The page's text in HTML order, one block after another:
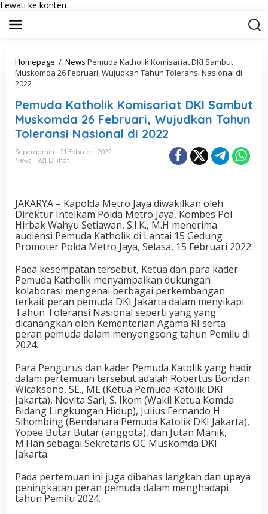
Lewati ke konten
Homepage / News Pemuda Katholik Komisariat DKI Sambut
Muskomda 26 Februari, Wujudkan Tahun Toleransi Nasional di
2022
Pemuda Katholik Komisariat DKI Sambut
Muskomda 26 Februari, Wujudkan Tahun
Toleransi Nasional di 2022
Superadmin
21 Februari 2022
News
921 Dilihat
JAKARYA – Kapolda Metro Jaya diwakilkan oleh
Direktur Intelkam Polda Metro Jaya, Kombes Pol
Hirbak Wahyu Setiawan, S.I.K., M.H menerima
audiensi Pemuda Katholik di Lantai 15 Gedung
Promoter Polda Metro Jaya, Selasa, 15 Februari 2022.
Pada kesempatan tersebut, Ketua dan para kader
Pemuda Katholik menyampaikan dukungan
kolaborasi mengenai berbagai perkembangan
terkait peran pemuda DKI Jakarta dalam menyikapi
Tahun Toleransi Nasional seperti yang yang
dicanangkan oleh Kementerian Agama RI serta
peran pemuda dalam menyongsong tahun Pemilu di
2024.
Para Pengurus dan kader Pemuda Katolik yang hadir
dalam pertemuan tersebut adalah Robertus Bondan
Wicaksono, SE., ME (Ketua Pemuda Katolik DKI
Jakarta), Novita Sari, S. Ikom (Wakil Ketua Komda
Bidang Lingkungan Hidup), Julius Fernando H
Sihombing (Bendahara Pemuda Katolik DKI Jakarta),
Yopee Butar Butar (anggota), dan Jutan Manik,
M.Han sebagai Sekretaris OC Muskomda DKI
Jakarta.
Pada pertemuan ini juga dibahas langkah dan upaya
peningkatan peran pemuda dalam menghadapi
tahun Pemilu 2024.